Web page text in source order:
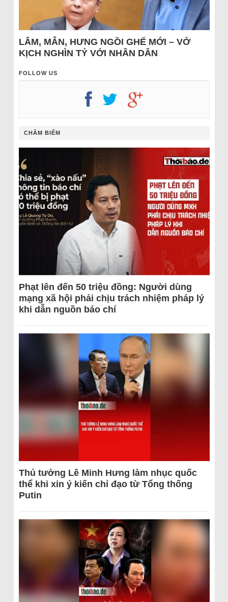
LÂM, MẪN, HƯNG NGỒI GHẾ MỚI – VỞ
KỊCH NGHÌN TỶ VỚI NHÂN DÂN
FOLLOW US
CHÂM BIẾM
Phạt lên đến 50 triệu đồng: Người dùng
mạng xã hội phải chịu trách nhiệm pháp lý
khi dẫn nguồn báo chí
Thủ tướng Lê Minh Hưng làm nhục quốc
thể khi xin ý kiến chỉ đạo từ Tổng thống
Putin